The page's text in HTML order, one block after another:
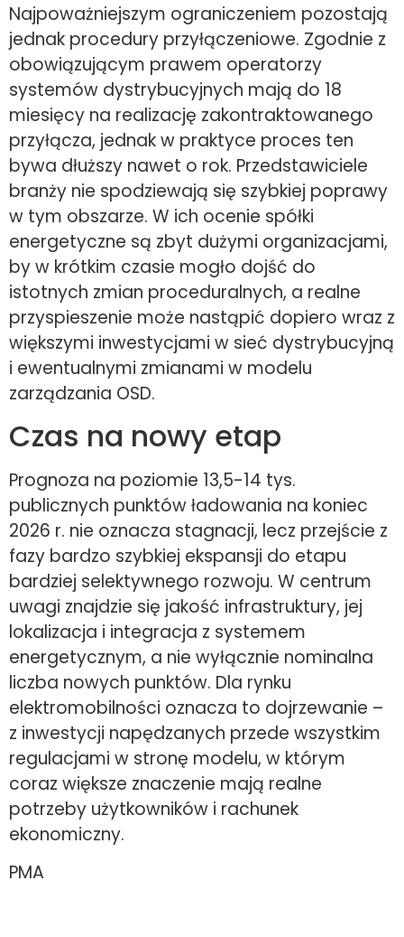
Najpoważniejszym ograniczeniem pozostają
jednak procedury przyłączeniowe. Zgodnie z
obowiązującym prawem operatorzy
systemów dystrybucyjnych mają do 18
miesięcy na realizację zakontraktowanego
przyłącza, jednak w praktyce proces ten
bywa dłuższy nawet o rok. Przedstawiciele
branży nie spodziewają się szybkiej poprawy
w tym obszarze. W ich ocenie spółki
energetyczne są zbyt dużymi organizacjami,
by w krótkim czasie mogło dojść do
istotnych zmian proceduralnych, a realne
przyspieszenie może nastąpić dopiero wraz z
większymi inwestycjami w sieć dystrybucyjną
i ewentualnymi zmianami w modelu
zarządzania OSD.
Czas na nowy etap
Prognoza na poziomie 13,5-14 tys.
publicznych punktów ładowania na koniec
2026 r. nie oznacza stagnacji, lecz przejście z
fazy bardzo szybkiej ekspansji do etapu
bardziej selektywnego rozwoju. W centrum
uwagi znajdzie się jakość infrastruktury, jej
lokalizacja i integracja z systemem
energetycznym, a nie wyłącznie nominalna
liczba nowych punktów. Dla rynku
elektromobilności oznacza to dojrzewanie –
z inwestycji napędzanych przede wszystkim
regulacjami w stronę modelu, w którym
coraz większe znaczenie mają realne
potrzeby użytkowników i rachunek
ekonomiczny.
PMA